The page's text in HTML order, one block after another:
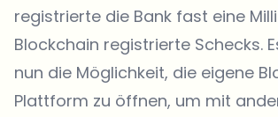
registrierte die Bank fast eine
Blockchain registrierte Schecks.
nun die Möglichkeit, die eigene
Plattform zu öffnen, um mit